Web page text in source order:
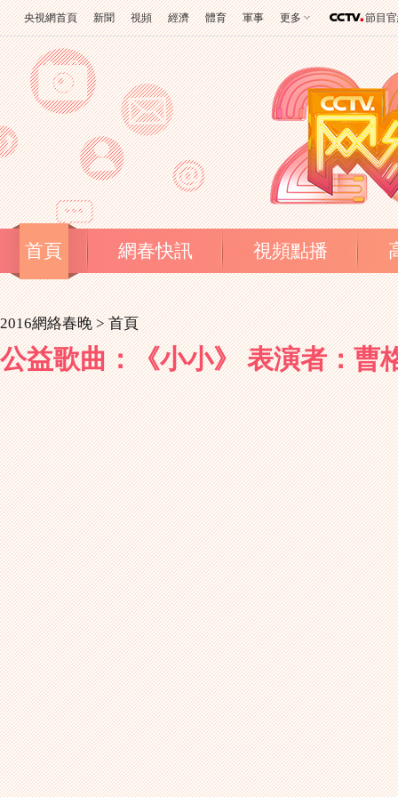
央視網首頁 新聞 視頻 經濟 體育 軍事 更多 節目
首頁 網春快訊 視頻點播
2016網絡春晚 >首頁
公益歌曲：《小小》 表演者：曹